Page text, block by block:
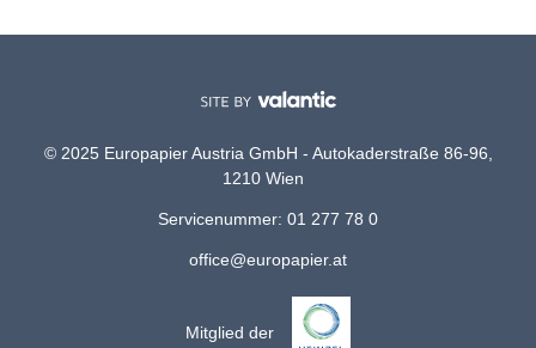
© 2025 Europapier Austria GmbH - Autokaderstraße 86-96,
1210 Wien
Servicenummer: 01 277 78 0
office@europapier.at
Mitglied der